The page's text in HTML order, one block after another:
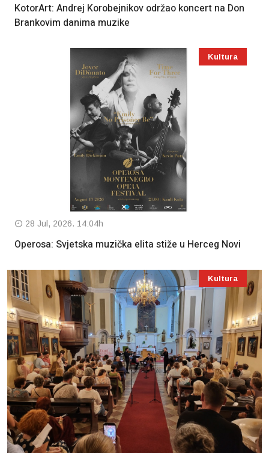
KotorArt: Andrej Korobejnikov održao koncert na Don
Brankovim danima muzike
Kultura
28 Jul, 2026. 14:04h
Operosa: Svjetska muzička elita stiže u Herceg Novi
Kultura